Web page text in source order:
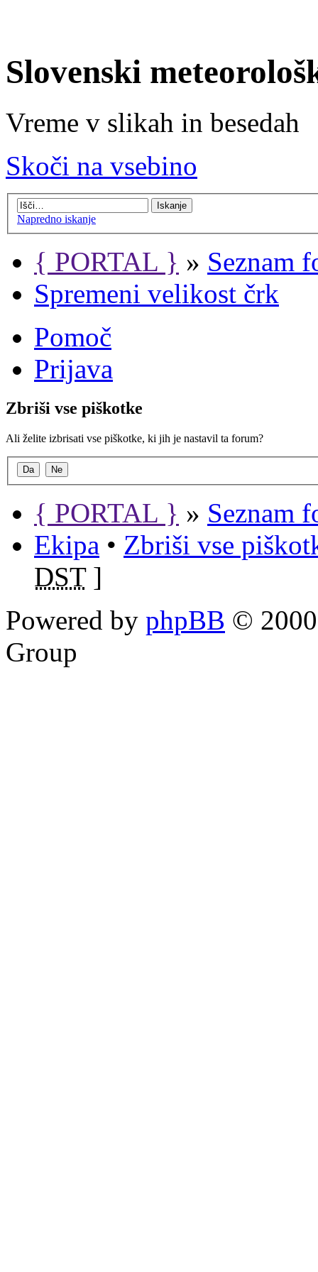
Slovenski
Vreme v slikah in besedah
Skoči na vsebino
Napredno iskanje
{ PORTAL } » Seznam
Spremeni velikost črk
Pomoč
Prijava
Zbriši vse piškotke
Ali želite izbrisati vse piškotke, ki jih je nastavil ta forum?
{ PORTAL } » Seznam
Ekipa • Zbriši vse
DST]
Powered by phpBB ©
Group